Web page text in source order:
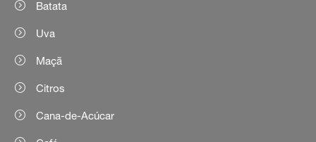
Batata
Uva
Maçã
Citros
Cana-de-Acúcar